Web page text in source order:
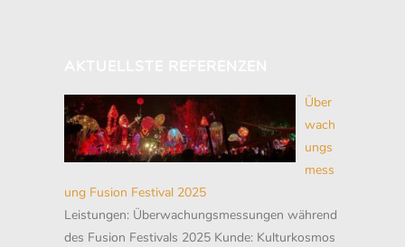
Über
wach
ungs
mess
ung Fusion Festival 2025
Leistungen: Überwachungsmessungen während
des Fusion Festivals 2025 Kunde: Kulturkosmos